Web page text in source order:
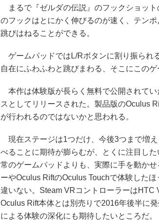
まるで『ゼルダの伝説』のフックショット
のフックはとにかく伸びるのが速く、テン
跳びはねることができる。
ゲームパッドではL/Rボタンに割り振られ
自在にふわふわと跳びまわる、そこにこのゲ
本作は体験版が長らく無料で公開されて
スとしてリリースされた。製品版のOculus
が行われるのではないかと思われる。
現在ステージは1つだけ、今後3つまで増
べることに期待が膨らむが、とくに注目し
常のゲームパッドよりも、実際に手を動か
ーやOculus RiftのOculus Touchで体験した
違いない。Steam VRコントローラーはHTC
Oculus Rift本体とは別売りで2016年後半に
による体験の深化にも期待したいところだ。